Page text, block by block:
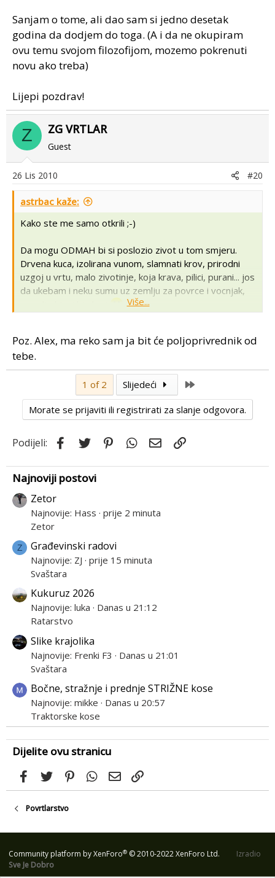
Sanjam o tome, ali dao sam si jedno desetak
godina da dodjem do toga. (A i da ne okupiram
ovu temu svojom filozofijom, mozemo pokrenuti
novu ako treba)
Lijepi pozdrav!
Z ZG VRTLAR
Guest
26 Lis 2010 #20
astrbac kaže:
Kako ste me samo otkrili ;-)
Da mogu ODMAH bi si poslozio zivot u tom smjeru.
Drvena kuca, izolirana vunom, slamnati krov, prirodni
uzgoj u vrtu, malo zivotinje, koja krava, pilici, purani... jos
da ukebam i neku sumu uz zemlju za povrce i vocnjak,
!!
dodjem do toga. (A i da ne okupiram ovu temu svojom
filozofijom, mozemo pokrenuti novu ako treba)
Više...
Poz. Alex, ma reko sam ja bit će poljoprivrednik od
tebe.
1 of 2 Slijedeći
Morate se prijaviti ili registrirati za slanje odgovora.
Podijeli: Facebook
Twitter PinterestWhatsApp
Email
Najnoviji postovi
Zetor
Najnovije: Hass prije 2 minuta
Zetor
Z Građevinski radovi
Najnovije: ZJ prije 15 minuta
Svaštara
Kukuruz 2026
Najnovije: luka
Danas u 21:12
Ratarstvo
Slike krajolika
Najnovije: Frenki F3
Danas u 21:01
Svaštara
Bočne, stražnje i prednje STRIŽNE kose
Najnovije: mikke
Danas u 20:57
Traktorske kose
Dijelite ovu stranicu
FacebookTwitterPinterestWhatsApp
Email
Povrtlarstvo
Community platform by XenForo® © 2010-2022 XenForo Ltd.
Izradio
Sve Je Dobro